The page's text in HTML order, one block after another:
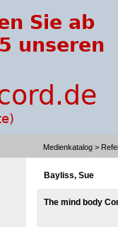
Medienkatalog >
Bayliss, Sue
The mind body